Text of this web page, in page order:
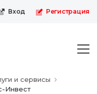
пищевая онлайн-выставка
Вход Регистрация
и сервисы
Инвест